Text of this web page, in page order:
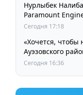
Нурлыбек
Paramount
Сегодня 17:18
«Хочется,
Ауэзовского
ждут от выборов
Сегодня 16:36